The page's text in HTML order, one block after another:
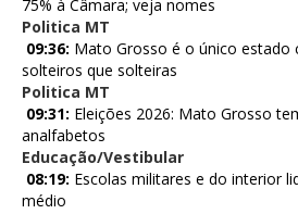
75% à Câmara; veja nomes
Politica MT
09:36: Mato Grosso é o único estado
solteiros que solteiras
Politica MT
09:31: Eleições 2026: Mato Grosso
analfabetos
Educação/Vestibular
08:19: Escolas militares e do interior
médio